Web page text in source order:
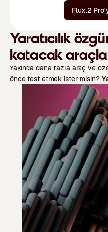
Flux.2
Yaratıcılık
katacak
Yakında daha fazla araç ve
önce test etmek ister misin?